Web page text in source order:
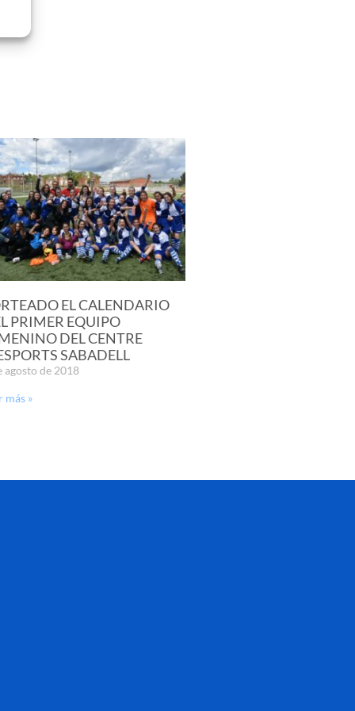
EL CALENDARIO
PRIMER EQUIPO
DEL CENTRE
SABADELL
agosto de 2018
más »